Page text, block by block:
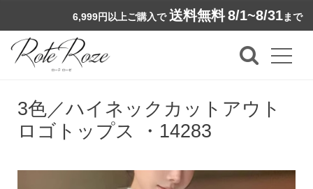
6,999円以上ご購入で 送料無料8/1~8/31まで
3色／ハイネックカットアウト
ロゴトップス ・14283